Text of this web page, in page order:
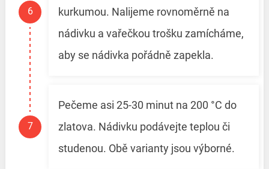
kurkumou. Nalijeme rovnoměrně na
nádivku a vařečkou trošku zamícháme,
aby se nádivka pořádně zapekla.
Pečeme asi 25-30 minut na 200 °C do
zlatova. Nádivku podávejte teplou či
studenou. Obě varianty jsou výborné.